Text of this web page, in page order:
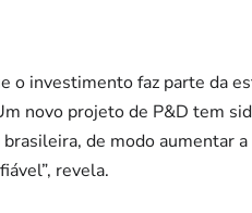
o investimento faz parte da
novo projeto de P&D tem
de modo aumentar
revela.